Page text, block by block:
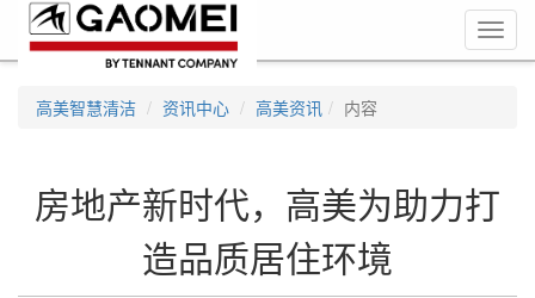
高美智慧清洁 资讯中心 高美资讯 内容
房地产新时代，高美为助力打
造品质居住环境